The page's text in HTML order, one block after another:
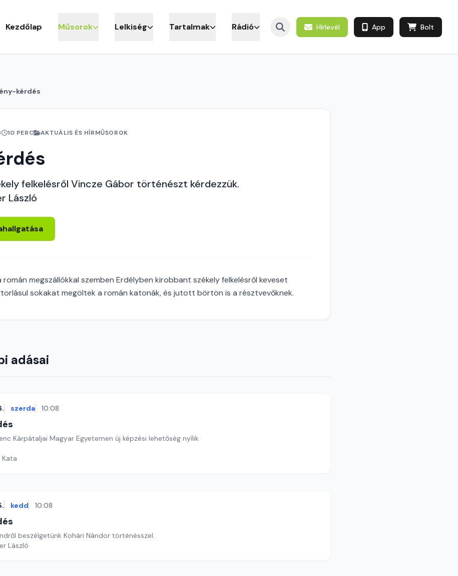
Kezdőlap Műsorok Lelkiség Tartalmak Rádió Hírlevél App Bolt
kérdés
10 PERC AKTUÁLIS ÉS HÍRMŰSOROK
felkelésről Vincze Gábor történészt kérdezzük.
László
román megszállókkal szemben Erdélyben kirobbant székely felkelésről keveset
sokakat megöltek a román katonák, és jutott börtön is a résztvevőknek.
adásai
szerda 10:08
Kárpátaljai Magyar Egyetemen új képzési lehetőség nyílik
Kata
kedd 10:08
beszélgetünk Kohári Nándor történésszel.
László